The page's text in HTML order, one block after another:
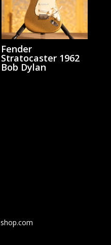
Fender
Stratocaster 1962
Bob Dylan